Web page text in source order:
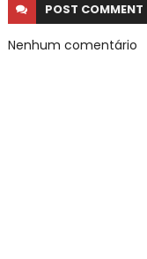
POST COMMENT
Nenhum comentário